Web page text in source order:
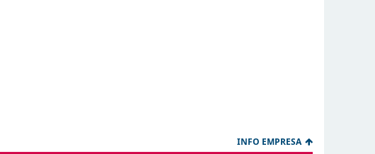
INFO EMPRESA